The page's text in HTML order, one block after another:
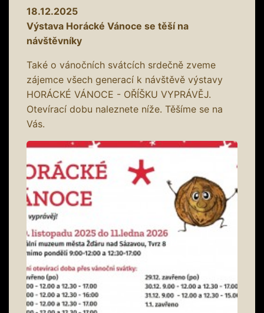
18.12.2025
Výstava Horácké Vánoce se těší na
návštěvníky
Také o vánočních svátcích srdečně zveme
zájemce všech generací k návštěvě výstavy
HORÁCKÉ VÁNOCE - OŘÍŠKU VYPRÁVĚJ.
Otevírací dobu naleznete níže. Těšíme se na
Vás.